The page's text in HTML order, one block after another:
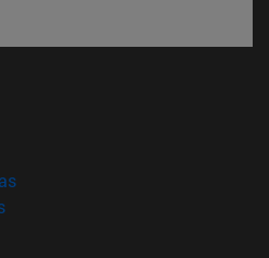
ventana)
(abre en nueva ventana)
(abre en nueva ventana)